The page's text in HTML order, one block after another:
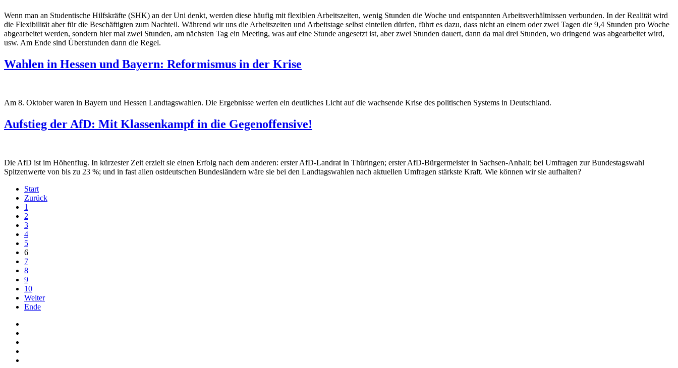
Wenn man an Studentische Hilfskräfte (SHK) an der Uni denkt, werden diese häufig mit flexiblen Arbeitszeiten, wenig Stunden die Woche und entspannten Arbeitsverhältnissen verbunden. In der Realität wird
die Flexibilität aber für die Beschäftigten zum Nachteil. Während wir uns die Arbeitszeiten und Arbeitstage selbst einteilen dürfen, führt es dazu, dass nicht an einem oder zwei Tagen die 9,4 Stunden pro Woche
abgearbeitet werden, sondern hier mal zwei Stunden, am nächsten Tag ein Meeting, was auf eine Stunde angesetzt ist, aber zwei Stunden dauert, dann da mal drei Stunden, wo dringend was abgearbeitet wird,
usw. Am Ende sind Überstunden dann die Regel.
Wahlen in Hessen und Bayern: Reformismus in der Krise
Am 8. Oktober waren in Bayern und Hessen Landtagswahlen. Die Ergebnisse werfen ein deutliches Licht auf die wachsende Krise des politischen Systems in Deutschland.
Aufstieg der AfD: Mit Klassenkampf in die Gegenoffensive!
Die AfD ist im Höhenflug. In kürzester Zeit erzielt sie einen Erfolg nach dem anderen: erster AfD-Landrat in Thüringen; erster AfD-Bürgermeister in Sachsen-Anhalt; bei Umfragen zur Bundestagswahl
Spitzenwerte von bis zu 23 %; und in fast allen ostdeutschen Bundesländern wäre sie bei den Landtagswahlen nach aktuellen Umfragen stärkste Kraft. Wie können wir sie aufhalten?
Start
Zurück
1
2
3
4
5
6
7
8
9
10
Weiter
Ende